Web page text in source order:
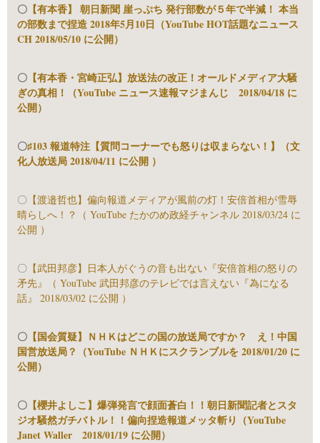
〇 【有本香】 朝日新聞 崖っぷち 発行部数が５年で半減！ 本当
の部数まで捏造 2018年5月10日（YouTube HOT話題なニュース
CH 2018/05/10 に公開）
〇 【有本香・宮崎正弘】放送法の改正！オールドメディア大騒
ぎの真相！（YouTube ニュース速報マジまんじ 2018/04/18 に
公開）
〇♯103 報道特注【質問コーナーでも怒りは収まらない！】（文
化人放送局 2018/04/11 に公開 ）
〇 【渡邉哲也】偏向報道メディアが風前の灯！安倍首相が雪辱
晴らしへ！？（ YouTube たかのめ政経チャンネル 2018/03/24 に
公開 ）
〇 【武田邦彦】日本人がぐうの音も出ない『安倍首相の怒りの
矛先』（ YouTube 武田邦彦のテレビでは言えない『為になる
話』 2018/03/02 に公開 ）
〇 【国会質疑】ＮＨＫはどこの国の放送局ですか？ え！中国
国営放送局？（YouTube ＮＨＫにスクランブルを 2018/01/20 に
公開）
〇 【櫻井よしこ】爆弾発言で顔面蒼白！！朝日新聞記者とスタ
ジオ騒然ガチバトル！！偏向捏造報道メッタ斬り（YouTube
Janet Waller 2018/01/19 に公開）